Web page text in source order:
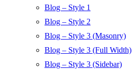
Blog – Style 1
Blog – Style 2
Blog – Style 3 (Masonry)
Blog – Style 3 (Full Width)
Blog – Style 3 (Sidebar)